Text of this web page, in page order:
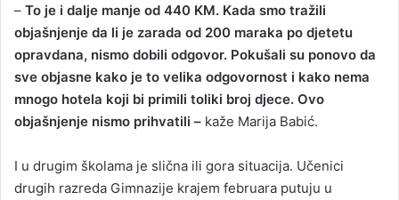
– To je i dalje manje od 440 KM. Kada smo tražili
objašnjenje da li je zarada od 200 maraka po djetetu
opravdana, nismo dobili odgovor. Pokušali su ponovo da
sve objasne kako je to velika odgovornost i kako nema
mnogo hotela koji bi primili toliki broj djece. Ovo
objašnjenje nismo prihvatili – kaže Marija Babić.
I u drugim školama je slična ili gora situacija. Učenici
drugih razreda Gimnazije krajem februara putuju u